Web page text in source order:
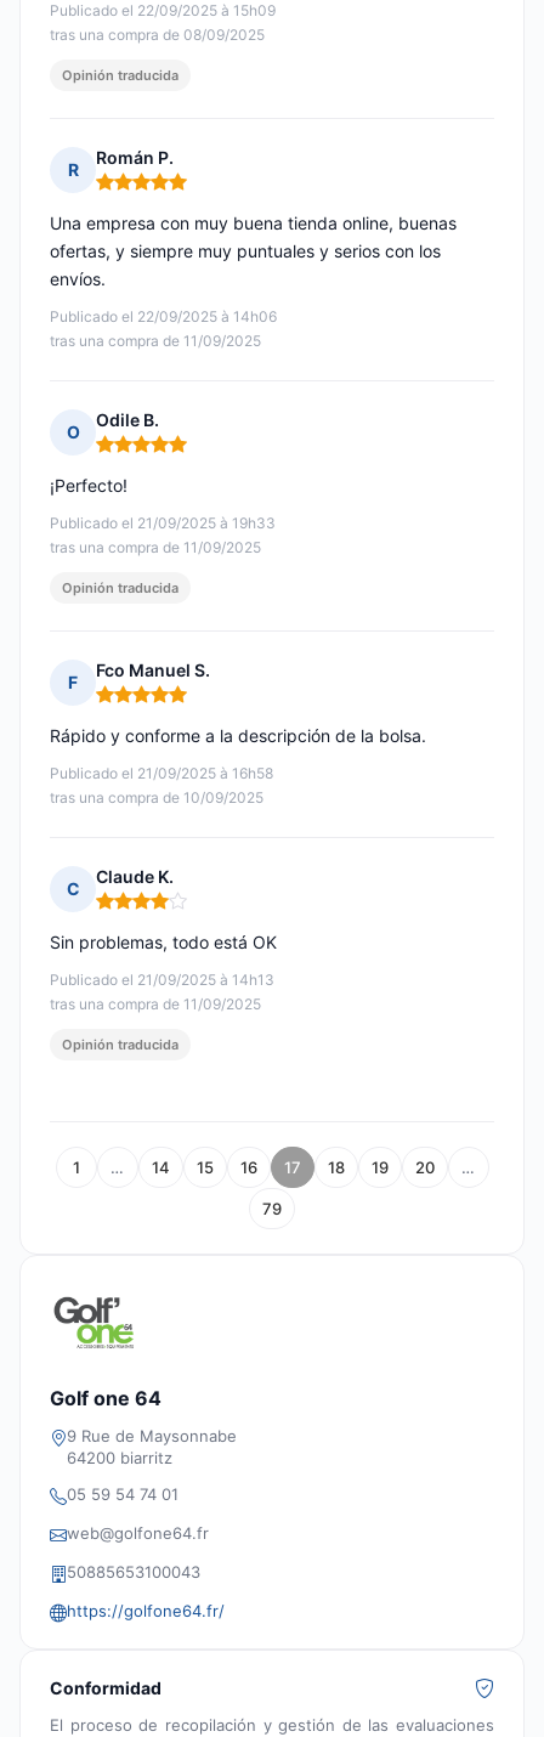
Publicado el 22/09/2025 à 15h09
tras una compra de 08/09/2025
Opinión traducida
R
Román P.
Nota: 5 de 5
Publicado el 22/09/2025 à 14h06
tras una compra de 11/09/2025
Una empresa con muy buena tienda online, buenas
ofertas, y siempre muy puntuales y serios con los
envíos.
O
Odile B.
Nota: 5 de 5
Publicado el 21/09/2025 à 19h33
tras una compra de 11/09/2025
¡Perfecto!
Opinión traducida
F
Fco Manuel S.
Nota: 5 de 5
Publicado el 21/09/2025 à 16h58
tras una compra de 10/09/2025
Rápido y conforme a la descripción de la bolsa.
C
Claude K.
Nota: 4 de 5
Publicado el 21/09/2025 à 14h13
tras una compra de 11/09/2025
Sin problemas, todo está OK
Opinión traducida
1 … 14 15 16 17 18 19 20 …
79
Golf one 64
9 Rue de Maysonnabe
64200 biarritz
05 59 54 74 01
web@golfone64.fr
50885653100043
https://golfone64.fr/
Conformidad
El proceso de recopilación y gestión de las evaluaciones